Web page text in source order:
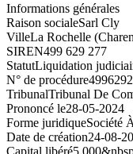
Informations générales
Raison socialeSarl Cly
VilleLa Rochelle
SIREN499 629 277
StatutLiquidation
N° de procédure
TribunalTribunal De
Prononcé le28-05-2024
Forme juridiqueSociété
Date de création24-08-
Capital libéré